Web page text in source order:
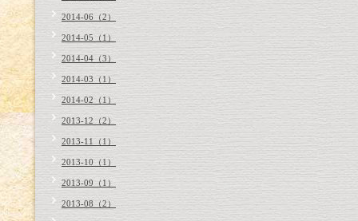
2014-06（2）
2014-05（1）
2014-04（3）
2014-03（1）
2014-02（1）
2013-12（2）
2013-11（1）
2013-10（1）
2013-09（1）
2013-08（2）